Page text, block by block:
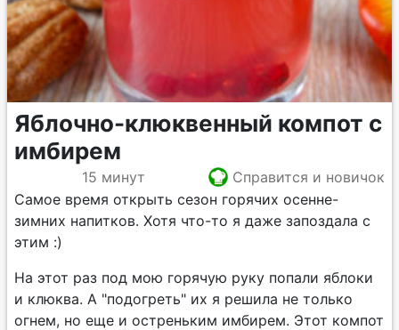
Яблочно-клюквенный компот с
имбирем
15 минут
Справится и новичок
Самое время открыть сезон горячих осенне-
зимних напитков. Хотя что-то я даже запоздала с
этим :)
На этот раз под мою горячую руку попали яблоки
и клюква. А "подогреть" их я решила не только
огнем, но еще и остреньким имбирем. Этот компот